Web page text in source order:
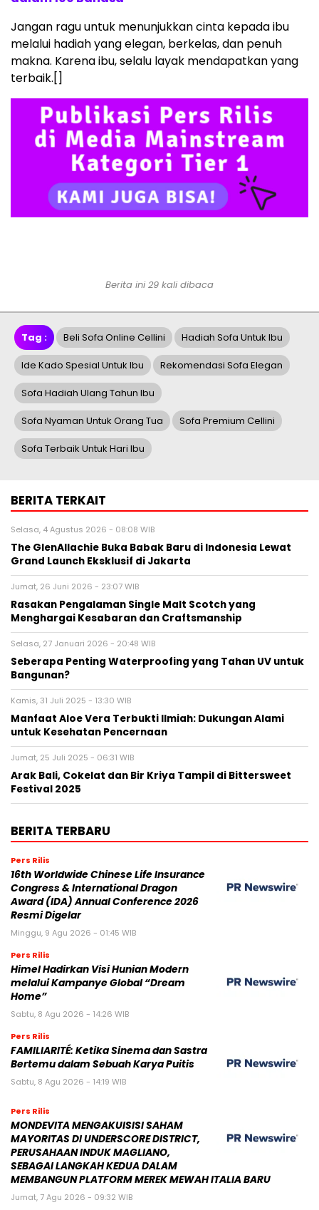
Jangan ragu untuk menunjukkan cinta kepada ibu
melalui hadiah yang elegan, berkelas, dan penuh
makna. Karena ibu, selalu layak mendapatkan yang
terbaik.[]
Berita ini 29 kali dibaca
Tag : Beli Sofa Online Cellini Hadiah Sofa Untuk Ibu
Ide Kado Spesial Untuk Ibu Rekomendasi Sofa Elegan
Sofa Hadiah Ulang Tahun Ibu
Sofa Nyaman Untuk Orang Tua Sofa Premium Cellini
Sofa Terbaik Untuk Hari Ibu
BERITA TERKAIT
Selasa, 4 Agustus 2026 - 08:08 WIB
The GlenAllachie Buka Babak Baru di Indonesia Lewat
Grand Launch Eksklusif di Jakarta
Jumat, 26 Juni 2026 - 23:07 WIB
Rasakan Pengalaman Single Malt Scotch yang
Menghargai Kesabaran dan Craftsmanship
Selasa, 27 Januari 2026 - 20:48 WIB
Seberapa Penting Waterproofing yang Tahan UV untuk
Bangunan?
Kamis, 31 Juli 2025 - 13:30 WIB
Manfaat Aloe Vera Terbukti Ilmiah: Dukungan Alami
untuk Kesehatan Pencernaan
Jumat, 25 Juli 2025 - 06:31 WIB
Arak Bali, Cokelat dan Bir Kriya Tampil di Bittersweet
Festival 2025
BERITA TERBARU
Pers Rilis
16th Worldwide Chinese Life Insurance
Congress & International Dragon
Award (IDA) Annual Conference 2026
Resmi Digelar
Minggu, 9 Agu 2026 - 01:45 WIB
Pers Rilis
Himel Hadirkan Visi Hunian Modern
melalui Kampanye Global “Dream
Home”
Sabtu, 8 Agu 2026 - 14:26 WIB
Pers Rilis
FAMILIARITÉ: Ketika Sinema dan Sastra
Bertemu dalam Sebuah Karya Puitis
Sabtu, 8 Agu 2026 - 14:19 WIB
Pers Rilis
MONDEVITA MENGAKUISISI SAHAM
MAYORITAS DI UNDERSCORE DISTRICT,
PERUSAHAAN INDUK MAGLIANO,
SEBAGAI LANGKAH KEDUA DALAM
MEMBANGUN PLATFORM MEREK MEWAH ITALIA BARU
Jumat, 7 Agu 2026 - 09:32 WIB